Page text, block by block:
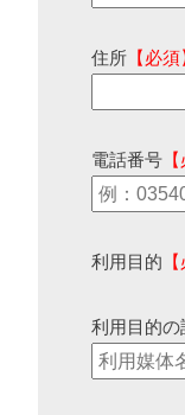
住所 【必須
電話番号
利用目的
利用目的の